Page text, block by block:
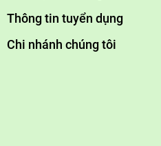
Thông tin tuyển dụng
Chi nhánh chúng tôi